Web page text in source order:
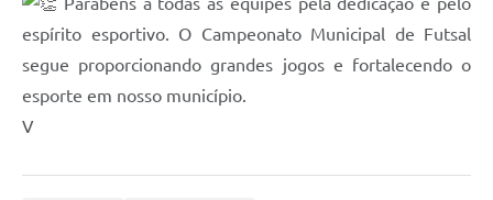
espírito esportivo. O Campeonato Municipal de Futsal
segue proporcionando grandes jogos e fortalecendo o
esporte em nosso município.
V